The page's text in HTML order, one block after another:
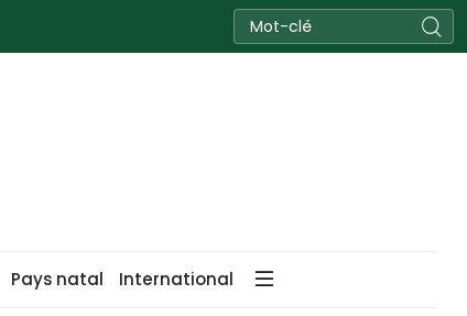
Pays natal International